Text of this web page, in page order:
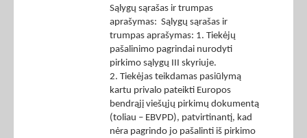
Sąlygų sąrašas ir trumpas
aprašymas: Sąlygų sąrašas ir
trumpas aprašymas: 1. Tiekėjų
pašalinimo pagrindai nurodyti
pirkimo sąlygų III skyriuje.
2. Tiekėjas teikdamas pasiūlymą
kartu privalo pateikti Europos
bendrąjį viešųjų pirkimų dokumentą
(toliau – EBVPD), patvirtinantį, kad
nėra pagrindo jo pašalinti iš pirkimo